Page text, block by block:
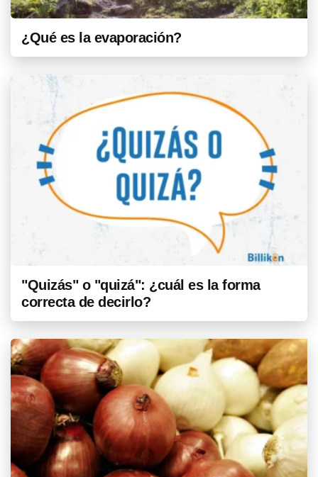
¿Qué es la evaporación?
"Quizás" o "quizá": ¿cuál es la forma
correcta de decirlo?